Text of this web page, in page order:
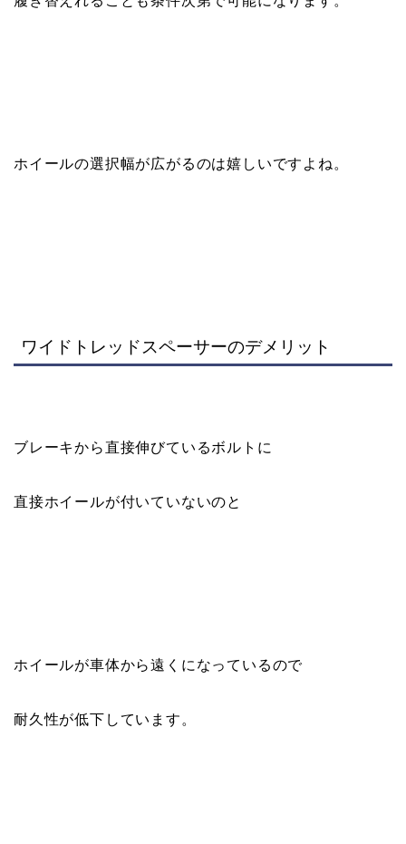
ホイールの選択幅が広がるのは嬉しいですよね。
ワイドトレッドスペーサーのデメリット
ブレーキから直接伸びているボルトに
直接ホイールが付いていないのと
ホイールが車体から遠くになっているので
耐久性が低下しています。